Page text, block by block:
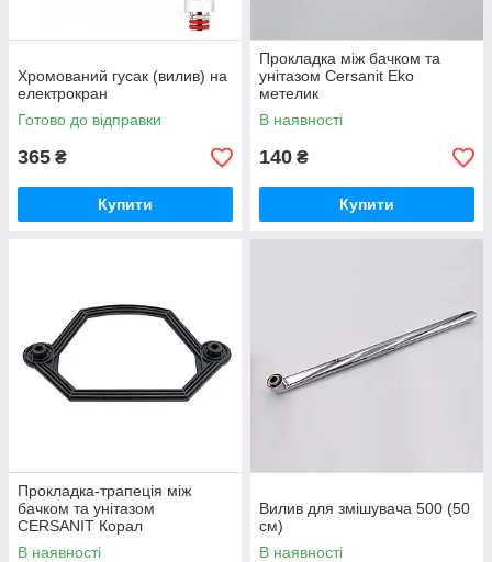
Хромований гусак (вилив) на
електрокран
Готово до відправки
365 ₴
Купити
Прокладка між бачком та
унітазом Cersanit Eko
метелик
В наявності
140 ₴
Купити
Прокладка-трапеція між
бачком та унітазом
CERSANIT Корал
В наявності
Вилив для змішувача 500 (50
см)
В наявності